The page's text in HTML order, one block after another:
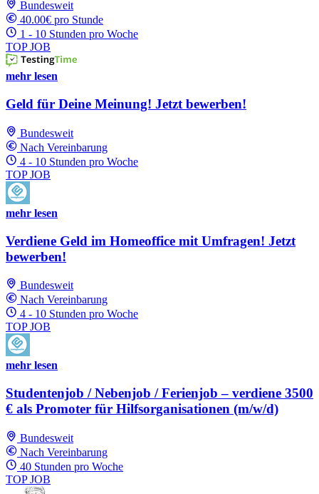
Bundesweit
40.00€ pro Stunde
1 - 10 Stunden pro Woche
TOP JOB
mehr lesen
Geld für Deine Meinung! Jetzt bewerben!
Bundesweit
Nach Vereinbarung
4 - 10 Stunden pro Woche
TOP JOB
mehr lesen
Verdiene Geld im Homeoffice mit Umfragen! Jetzt
bewerben!
Bundesweit
Nach Vereinbarung
4 - 10 Stunden pro Woche
TOP JOB
mehr lesen
Studentenjob / Nebenjob / Ferienjob – verdiene 3500
€ als Promoter für Hilfsorganisationen (m/w/d)
Bundesweit
Nach Vereinbarung
40 Stunden pro Woche
TOP JOB